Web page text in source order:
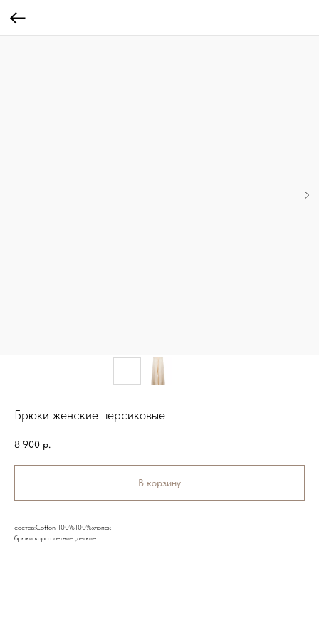
Брюки женские персиковые
8 900 р.
В корзину
состав:Cotton 100%100%хлопок
брюки карго летние ,легкие